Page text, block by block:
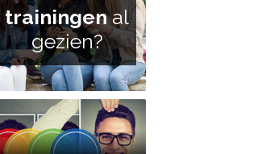
trainingenal
gezien?